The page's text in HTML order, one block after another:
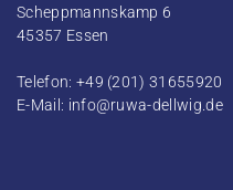
Scheppmannskamp 6
45357 Essen
Telefon: +49 (201) 31655920
E-Mail: info@ruwa-dellwig.de